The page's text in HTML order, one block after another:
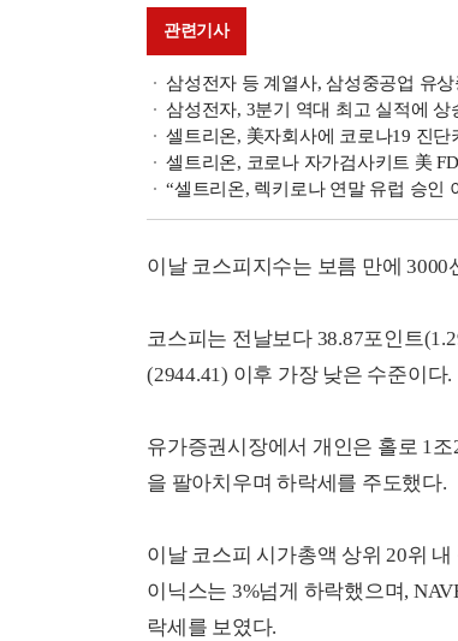
관련기사
삼성전자 등 계열사, 삼성중공업 유
삼성전자, 3분기 역대 최고 실적에 상
셀트리온, 美자회사에 코로나19 진단
셀트리온, 코로나 자가검사키트 美
“셀트리온, 렉키로나 연말 유럽 승인
이날 코스피지수는 보름 만에
코스피는 전날보다 38.87포인트
(2944.41) 이후 가장 낮은 수준이다.
유가증권시장에서 개인은 홀로 1
을 팔아치우며 하락세를 주도했다.
이날 코스피 시가총액 상위 20위
이닉스는 3%넘게 하락했으며,
락세를 보였다.